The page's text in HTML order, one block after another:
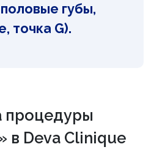
губы,
точка G).
процедуры
в Deva Clinique